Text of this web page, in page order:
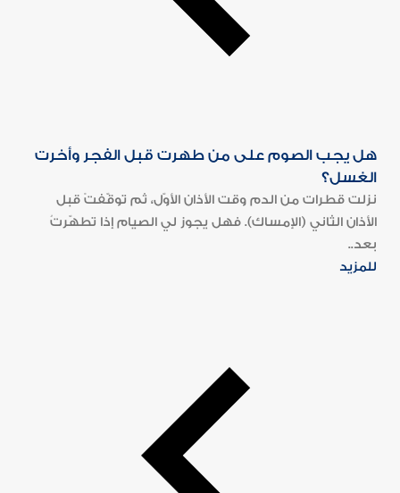
هل يجب الصوم على من طهرت قبل الفجر وأخرت
الغسل؟
نزلت قطرات من الدم وقت الأذان الأوّل، ثم توقّفتْ قبل
الأذان الثاني (الإمساك). فهل يجوز لي الصيام إذا تطهّرتُ
بعد..
للمزيد